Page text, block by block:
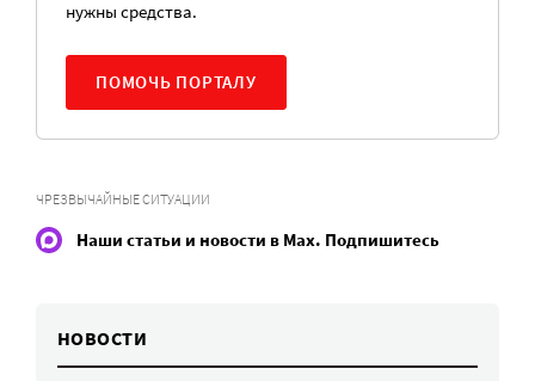
нужны средства.
ПОМОЧЬ ПОРТАЛУ
ЧРЕЗВЫЧАЙНЫЕ СИТУАЦИИ
Наши статьи и новости в Max. Подпишитесь
НОВОСТИ